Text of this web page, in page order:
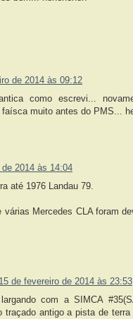
de 2014 às 09:12
como escrevi...
muito antes do PMS...
2014 às 14:04
até 1976 Landau 79.
várias Mercedes CLA foram
15 de fevereiro de 2014 às 23:53
com a SIMCA
traçado antigo a pista de